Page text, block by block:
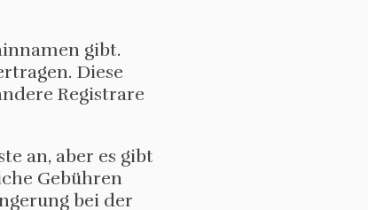
gibt.
Diese
Registrare
an, aber es gibt
Gebühren
bei der